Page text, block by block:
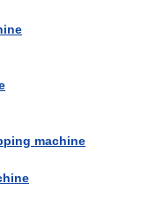
machine